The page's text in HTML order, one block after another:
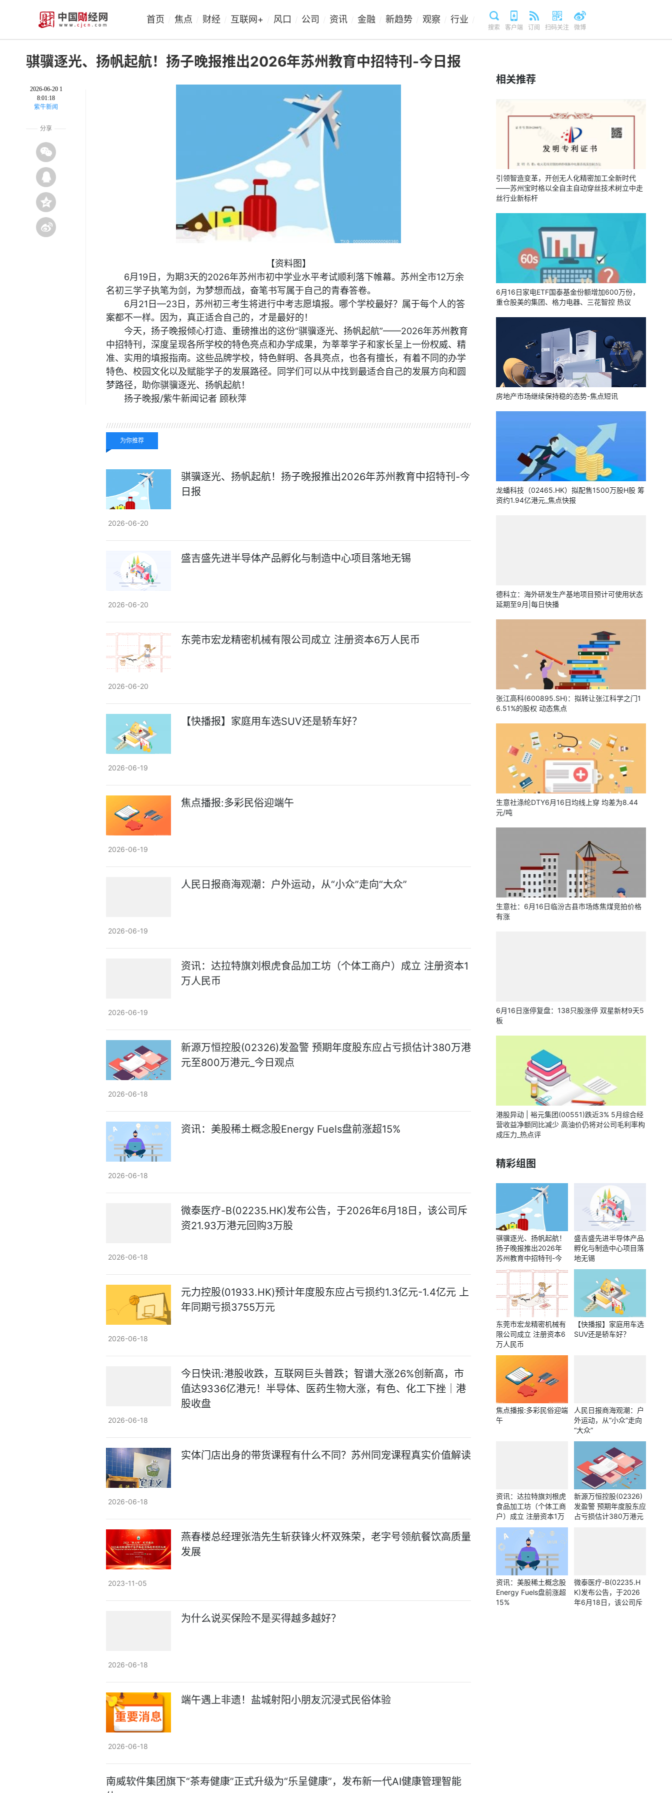
首页 焦点 财经 互联网+ 风口 公司 资讯 金融 新趋势 观察 行业
搜索 客户端 订阅 扫码关注 微博
骐骥逐光、扬帆起航！扬子晚报推出2026年苏州教育中招特刊-今日报
2026-06-20 1
8:01:18
紫牛新闻
分享
【资料图】
6月19日，为期3天的2026年苏州市初中学业水平考试顺利落下帷幕。苏州全市12万余
名初三学子执笔为剑，为梦想而战，奋笔书写属于自己的青春答卷。
6月21日—23日，苏州初三考生将进行中考志愿填报。哪个学校最好？属于每个人的答
案都不一样。因为，真正适合自己的，才是最好的！
今天，扬子晚报倾心打造、重磅推出的这份“骐骥逐光、扬帆起航”——2026年苏州教育
中招特刊，深度呈现各所学校的特色亮点和办学成果，为莘莘学子和家长呈上一份权威、精
准、实用的填报指南。这些品牌学校，特色鲜明、各具亮点，也各有擅长，有着不同的办学
特色、校园文化以及赋能学子的发展路径。同学们可以从中找到最适合自己的发展方向和圆
梦路径，助你骐骥逐光、扬帆起航！
扬子晚报/紫牛新闻记者 顾秋萍
为你推荐
骐骥逐光、扬帆起航！扬子晚报推出2026年苏州教育中招特刊-今
日报
2026-06-20
盛吉盛先进半导体产品孵化与制造中心项目落地无锡
2026-06-20
东莞市宏龙精密机械有限公司成立 注册资本6万人民币
2026-06-20
【快播报】家庭用车选SUV还是轿车好？
2026-06-19
焦点播报:多彩民俗迎端午
2026-06-19
人民日报商海观潮：户外运动，从“小众”走向“大众”
2026-06-19
资讯：达拉特旗刘根虎食品加工坊（个体工商户）成立 注册资本1
万人民币
2026-06-19
新源万恒控股(02326)发盈警 预期年度股东应占亏损估计380万港
元至800万港元_今日观点
2026-06-18
资讯：美股稀土概念股Energy Fuels盘前涨超15%
2026-06-18
微泰医疗-B(02235.HK)发布公告，于2026年6月18日，该公司斥
资21.93万港元回购3万股
2026-06-18
元力控股(01933.HK)预计年度股东应占亏损约1.3亿元-1.4亿元 上
年同期亏损3755万元
2026-06-18
今日快讯:港股收跌，互联网巨头普跌；智谱大涨26%创新高，市
值达9336亿港元！半导体、医药生物大涨，有色、化工下挫｜港
股收盘
2026-06-18
实体门店出身的带货课程有什么不同？苏州同宠课程真实价值解读
2026-06-18
燕春楼总经理张浩先生斩获锋火杯双殊荣，老字号领航餐饮高质量
发展
2023-11-05
为什么说买保险不是买得越多越好？
2026-06-18
端午遇上非遗！盐城射阳小朋友沉浸式民俗体验
2026-06-18
南威软件集团旗下“茶寿健康”正式升级为“乐呈健康”，发布新一代AI健康管理智能
相关推荐
引领智造变革，开创无人化精密加工全新时代
——苏州宝时格以全自主自动穿丝技术树立中走
丝行业新标杆
6月16日家电ETF国泰基金份额增加600万份，
重仓股美的集团、格力电器、三花智控 热议
房地产市场继续保持稳的态势-焦点短讯
龙蟠科技（02465.HK）拟配售1500万股H股 筹
资约1.94亿港元_焦点快报
德科立：海外研发生产基地项目预计可使用状态
延期至9月|每日快播
张江高科(600895.SH)：拟转让张江科学之门1
6.51%的股权 动态焦点
生意社涤纶DTY6月16日均线上穿 均差为8.44
元/吨
生意社：6月16日临汾古县市场炼焦煤竞拍价格
有涨
6月16日涨停复盘：138只股涨停 双星新材9天5
板
港股异动 | 裕元集团(00551)跌近3% 5月综合经
营收益净额同比减少 高油价仍将对公司毛利率构
成压力_热点评
精彩组图
骐骥逐光、扬帆起航！
扬子晚报推出2026年
苏州教育中招特刊-今
日报
盛吉盛先进半导体产品
孵化与制造中心项目落
地无锡
东莞市宏龙精密机械有
限公司成立 注册资本6
万人民币
【快播报】家庭用车选
SUV还是轿车好？
焦点播报:多彩民俗迎端
午
人民日报商海观潮：户
外运动，从“小众”走向
“大众”
资讯：达拉特旗刘根虎
食品加工坊（个体工商
户）成立 注册资本1万
人民币
新源万恒控股(02326)
发盈警 预期年度股东应
占亏损估计380万港元
资讯：美股稀土概念股
Energy Fuels盘前涨超
15%
微泰医疗-B(02235.H
K)发布公告，于2026
年6月18日，该公司斥